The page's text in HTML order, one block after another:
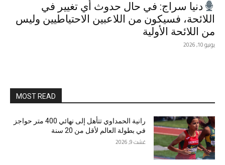
دنيا سراج: في حال حدوث أي تغيير في
اللائحة، فسيكون من اللاعبين الاحتياطيين وليس
من اللائحة الأولية
يونيو 10, 2026
MOST READ
رانية الحمداوي تتأهل إلى نهائي 400 متر حواجز
في بطولة العالم لأقل من 20 سنة
غشت 9, 2026